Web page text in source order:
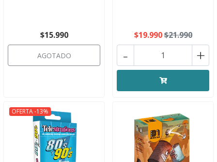
$15.990
AGOTADO
$19.990$21.990
+
-
OFERTA -13%